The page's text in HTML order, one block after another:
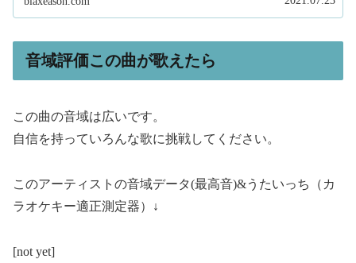
音域評価この曲が歌えたら
この曲の音域は広いです。
自信を持っていろんな歌に挑戦してください。
このアーティストの音域データ(最高音)&うたいっち（カ
ラオケキー適正測定器）↓
[not yet]